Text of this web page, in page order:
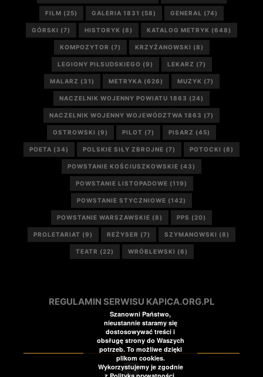
FILM (25) GALERIA 1831 (58) GENERAŁ (74)
GÓRSKI (7) HISTORYK (8) KATALOG METRYK (648)
KOMPOZYTOR (7) KRZYŻANOWSKI (8)
LEGIONY PIŁSUDSKIEGO (9) LEKARZ (7)
MALARZ (31) METRYKA (626) MUZYK (7)
NACZELNIK WOJENNY POWIATU 1863 (24)
NACZELNIK WOJENNY WOJEWÓDZTWA 1863 (7)
OSTROWSKI (9) PILOT (7) PISARZ (45)
POETA (34) POLSKIE SIŁY ZBROJNE (7) POTOCKI (8)
POWSTANIE KOŚCIUSZKOWSKIE (43)
POWSTANIE LISTOPADOWE (119)
POWSTANIE STYCZNIOWE (142)
POWSTANIE WARSZAWSKIE (8) PPS (20)
PROLETARIAT (9) REŻYSER (7) SZYMANOWSKI (8)
TEATR (22) WRÓBLEWSKI (6)
REGULAMIN SERWISU KAPICA.ORG.PL
Szanowni Państwo,
nieustannie staramy się
dostosowywać treści i
obsługę strony do Waszych
potrzeb. To możliwe dzięki
plikom cookies.
Wykorzystujemy je zgodnie